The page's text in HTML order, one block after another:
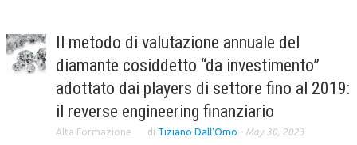
L’UMANISTA
DIRITTO
DIRITTO PENALE D’IMPRESA
DIRITTO DEL LAVORO
Il metodo di valutazione annuale del
diamante cosiddetto “da investimento”
adottato dai players di settore fino al 2019:
il reverse engineering finanziario
Alta Formazione di Tiziano Dall'Omo - May 30, 2023